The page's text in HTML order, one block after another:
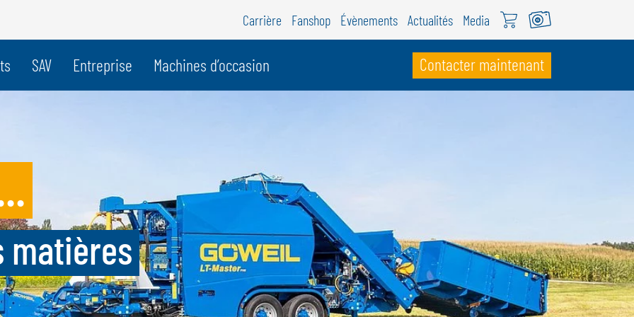
pays
DEUTSCH
FRANÇAIS
Carrière Fanshop Évènements Actualités Media
SAV Entreprise Machines d’occasion Contacter maintenant
matières